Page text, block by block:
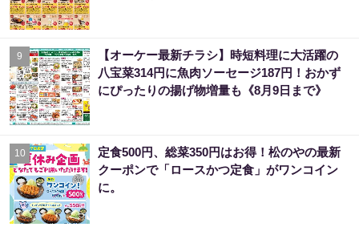
9
【オーケー最新チラシ】時短料理に大活躍の
八宝菜314円に魚肉ソーセージ187円！おかず
にぴったりの揚げ物増量も《8月9日まで》
10
定食500円、総菜350円はお得！松のやの最新
クーポンで「ロースかつ定食」がワンコイン
に。